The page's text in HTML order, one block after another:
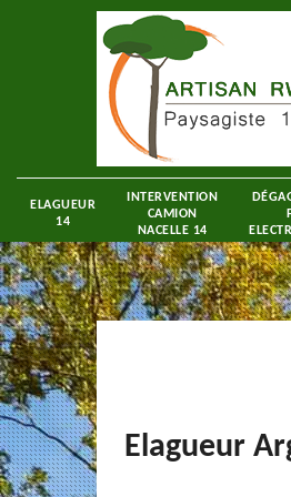
ELAGUEUR
14
INTERVENTION
CAMION
NACELLE 14
Elagueur